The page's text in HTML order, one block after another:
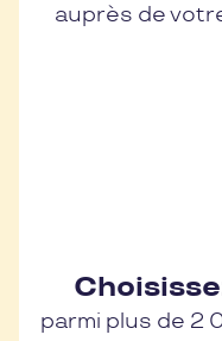
auprès de
parmi plus de 2